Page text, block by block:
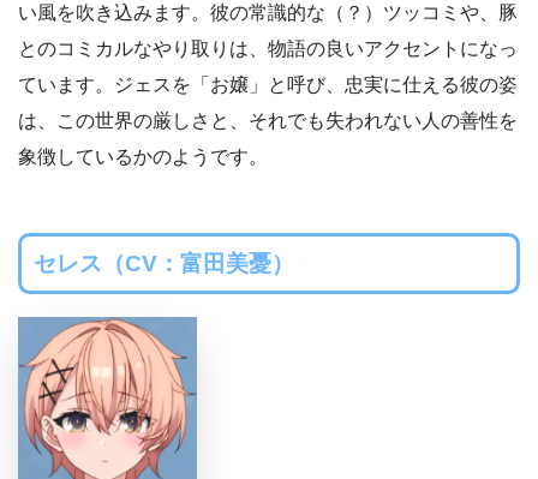
い風を吹き込みます。彼の常識的な（？）ツッコミや、豚
とのコミカルなやり取りは、物語の良いアクセントになっ
ています。ジェスを「お嬢」と呼び、忠実に仕える彼の姿
は、この世界の厳しさと、それでも失われない人の善性を
象徴しているかのようです。
セレス（CV：富田美憂）